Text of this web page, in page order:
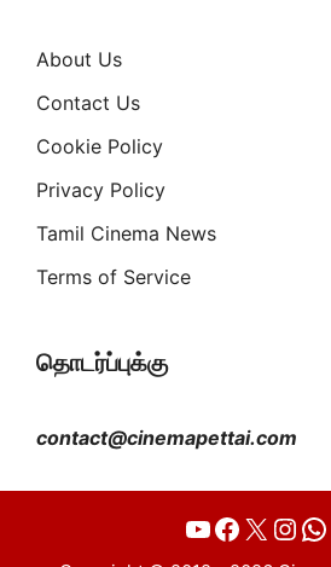
About Us
Contact Us
Cookie Policy
Privacy Policy
Tamil Cinema News
Terms of Service
தொடர்ப்புக்கு
contact@cinemapettai.com
YouTube
X